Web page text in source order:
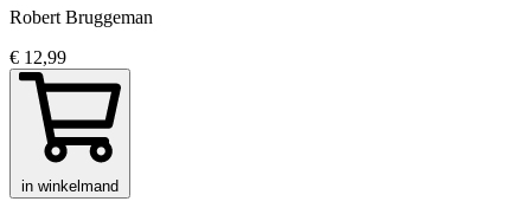
Robert Bruggeman
€ 12,99
in winkelmand